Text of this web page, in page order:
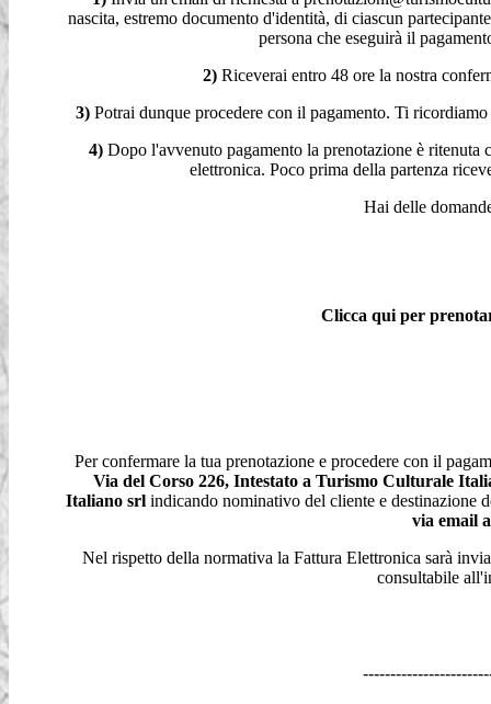
nascita, estremo documento d'identità, di ciascun
persona che eseguirà il
2) Riceverai entro 48 ore la nostra
3) Potrai dunque procedere con il pagamento. Ti
4) Dopo l'avvenuto pagamento la prenotazione è ritenuta
elettronica. Poco prima della partenza
Hai delle
Clicca qui per
Per confermare la tua prenotazione e procedere con il
Via del Corso 226, Intestato a Turismo Culturale
Italiano srlindicando nominativo del cliente e destinazione
via email
Nel rispetto della normativa la Fattura Elettronica sarà
consultabile